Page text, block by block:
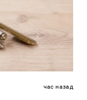
час назад